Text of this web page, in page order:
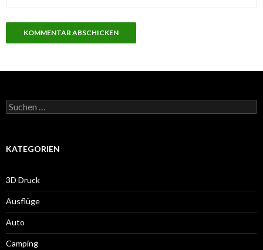
Suche
nach:
KATEGORIEN
3D Druck
Ausflüge
Auto
Camping